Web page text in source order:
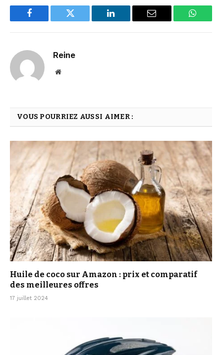
Facebook Twitter LinkedIn Email
Reine
Website
VOUS POURRIEZ AUSSI AIMER :
Huile de coco sur Amazon : prix et comparatif
des meilleures offres
17 juillet 2024